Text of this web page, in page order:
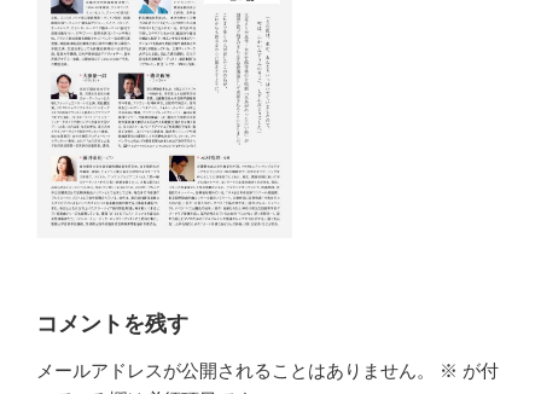
コメントを残す
メールアドレスが公開されることはありません。 ※ が付